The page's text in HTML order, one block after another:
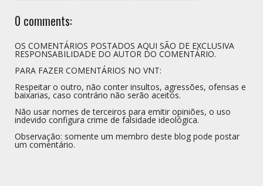
0 comments:
OS COMENTÁRIOS POSTADOS AQUI SÃO DE EXCLUSIVA
RESPONSABILIDADE DO AUTOR DO COMENTÁRIO.
PARA FAZER COMENTÁRIOS NO VNT:
Respeitar o outro, não conter insultos, agressões, ofensas e
baixarias, caso contrário não serão aceitos.
Não usar nomes de terceiros para emitir opiniões, o uso
indevido configura crime de falsidade ideológica.
Observação: somente um membro deste blog pode postar
um comentário.